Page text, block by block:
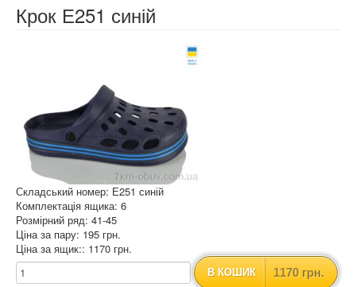
Крок Е251 синій
Складський номер: Е251 синій
Комплектація ящика: 6
Розмірний ряд: 41-45
Ціна за пару: 195 грн.
Ціна за ящик:: 1170 грн.
В КОШИК 1170 грн.